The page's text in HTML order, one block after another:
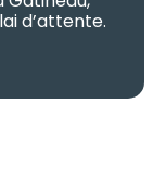
d’attente.